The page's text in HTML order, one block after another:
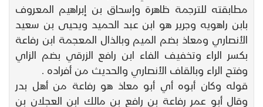
مطابقته للترجمة ظاهرة وإسحاق بن إبراهيم المعروف
بابن راهويه وجرير هو ابن عبد الحميد ويحيى بن سعيد
الأنصاري ومعاذ بضم الميم وبالذال المعجمة ابن رفاعة
بكسر الراء وتخفيف الفاء ابن رافع الزرقي بضم الزاي
وفتح الراء وبالقاف الأنصاري والحديث من أفراده .
قوله وكان أبوه أي أبو معاذ هو رفاعة من أهل بدر
وقال أبو عمر رفاعة بن رافع بن مالك ابن العجلان بن